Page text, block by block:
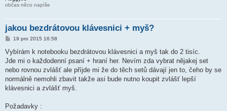
občas něco napíše
jakou bezdrátovou klávesnici + myš?
P
í
s
p
ě
e
k
19 pro 2015 16:58
Vybírám k notebooku bezdrátovou klávesnici a myš tak do 2 tisíc.
Jde mi o každodenní psaní + hraní her. Nevím zda vybrat nějakej set
nebo rovnou zvlášť ale příjde mi že do těch setů dávají jen to, čeho by se
normálně nemohli zbavit takže asi bude nutno koupit zvlášť lepší
klávesnici a zvlášť myš.
Požadavky :